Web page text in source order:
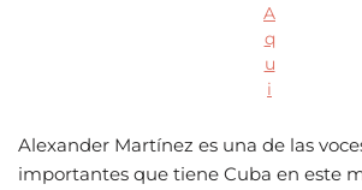
A
q
u
i
Alexander Martínez es una de las
importantes que tiene Cuba en este